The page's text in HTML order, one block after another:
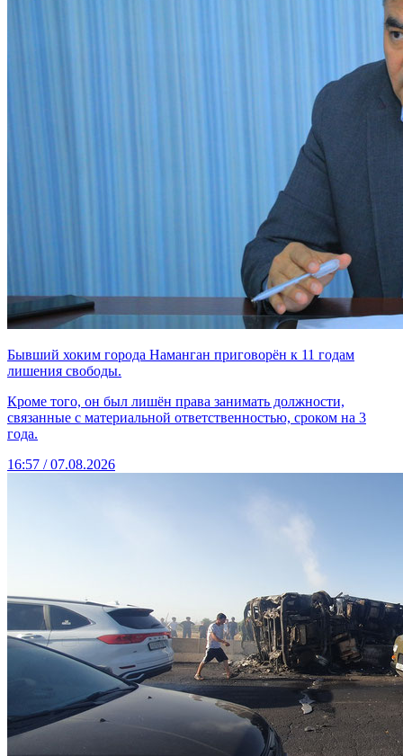
Бывший хоким города Наманган приговорён к 11 годам
лишения свободы.
Кроме того, он был лишён права занимать должности,
связанные с материальной ответственностью, сроком на 3
года.
16:57 / 07.08.2026